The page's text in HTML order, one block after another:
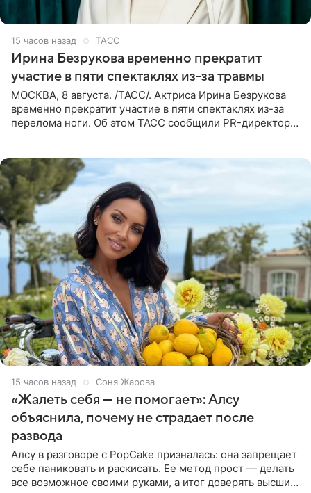
15 часов назад ТАСС
Ирина Безрукова временно прекратит
участие в пяти спектаклях из-за травмы
МОСКВА, 8 августа. /ТАСС/. Актриса Ирина Безрукова
временно прекратит участие в пяти спектаклях из-за
перелома ноги. Об этом ТАСС сообщили PR-директор
15 часов назад Соня Жарова
«Жалеть себя — не помогает»: Алсу
объяснила, почему не страдает после
развода
Алсу в разговоре с PopCake призналась: она запрещает
себе паниковать и раскисать. Ее метод прост — делать
все возможное своими руками, а итог доверять высшим